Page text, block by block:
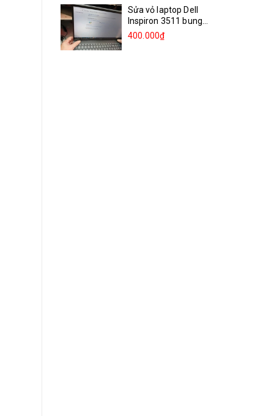
Sửa vỏ laptop Dell
Inspiron 3511 bung
bản...
400.000₫